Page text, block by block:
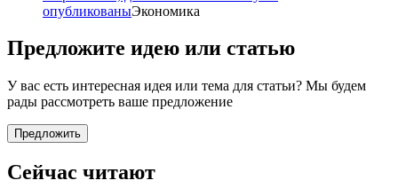
опубликованыЭкономика
Предложите идею или статью
У вас есть интересная идея или тема для статьи? Мы будем
рады рассмотреть ваше предложение
Предложить
Сейчас читают